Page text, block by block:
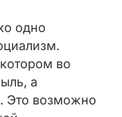
одно
во
а
Это возможно